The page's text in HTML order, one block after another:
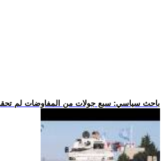
.. باحث سياسي: سبع جولات من المفاوضات لم